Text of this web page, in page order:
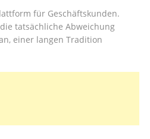
für Geschäftskunden.
tatsächliche Abweichung
einer langen Tradition